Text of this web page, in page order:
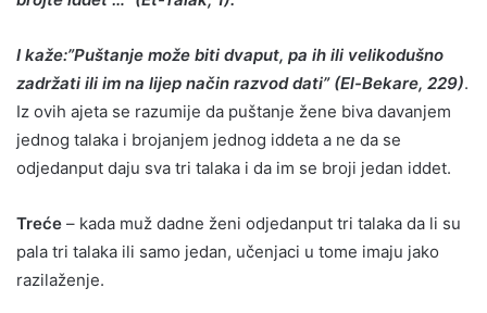
I kaže:”Puštanje može biti dvaput, pa ih ili velikodušno
zadržati ili im na lijep način razvod dati” (El-Bekare, 229).
Iz ovih ajeta se razumije da puštanje žene biva davanjem
jednog talaka i brojanjem jednog iddeta a ne da se
odjedanput daju sva tri talaka i da im se broji jedan iddet.
Treće – kada muž dadne ženi odjedanput tri talaka da li su
pala tri talaka ili samo jedan, učenjaci u tome imaju jako
razilaženje.